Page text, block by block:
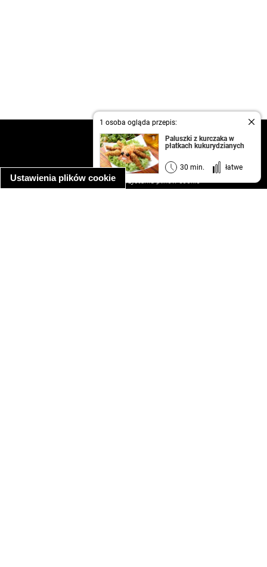
Ustawienia plików cookie
1 osoba ogląda przepis:
Paluszki z kurczaka w
płatkach kukurydzianych
30 min. łatwe
kontakt
regulamin
informacja o prywatności
informacja o wykorzystaniu plików cookie